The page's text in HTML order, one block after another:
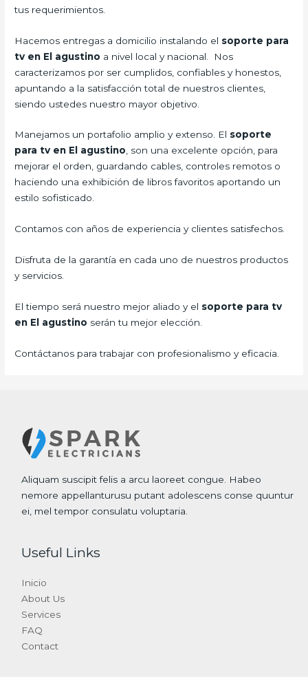
tus requerimientos.
Hacemos entregas a domicilio instalando el soporte para
tv en El agustino a nivel local y nacional. Nos
caracterizamos por ser cumplidos, confiables y honestos,
apuntando a la satisfacción total de nuestros clientes,
siendo ustedes nuestro mayor objetivo.
Manejamos un portafolio amplio y extenso. El soporte
para tv en El agustino, son una excelente opción, para
mejorar el orden, guardando cables, controles remotos o
haciendo una exhibición de libros favoritos aportando un
estilo sofisticado.
Contamos con años de experiencia y clientes satisfechos.
Disfruta de la garantía en cada uno de nuestros productos
y servicios.
El tiempo será nuestro mejor aliado y el soporte para tv
en El agustino serán tu mejor elección.
Contáctanos para trabajar con profesionalismo y eficacia.
Aliquam suscipit felis a arcu laoreet congue. Habeo
nemore appellanturusu putant adolescens conse quuntur
ei, mel tempor consulatu voluptaria.
Useful Links
Inicio
About Us
Services
FAQ
Contact